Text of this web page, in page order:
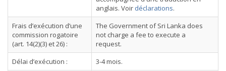
anglais. Voir déclarations.
Frais d’exécution d’une
commission rogatoire
(art. 14(2)(3) et 26) :
The Government of Sri Lanka does
not charge a fee to execute a
request.
Délai d’exécution :
3-4 mois.